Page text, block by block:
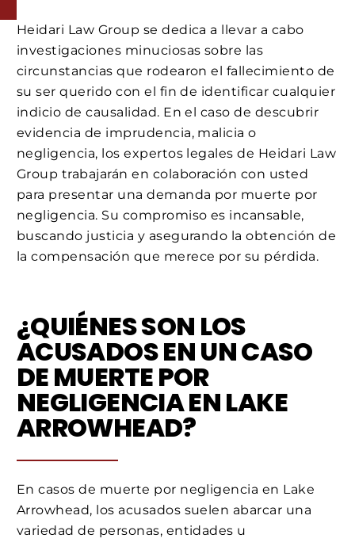
Heidari Law Group se dedica a llevar a cabo
investigaciones minuciosas sobre las
circunstancias que rodearon el fallecimiento de
su ser querido con el fin de identificar cualquier
indicio de causalidad. En el caso de descubrir
evidencia de imprudencia, malicia o
negligencia, los expertos legales de Heidari Law
Group trabajarán en colaboración con usted
para presentar una demanda por muerte por
negligencia. Su compromiso es incansable,
buscando justicia y asegurando la obtención de
la compensación que merece por su pérdida.
¿QUIÉNES SON LOS
ACUSADOS EN UN CASO
DE MUERTE POR
NEGLIGENCIA EN LAKE
ARROWHEAD?
En casos de muerte por negligencia en Lake
Arrowhead, los acusados suelen abarcar una
variedad de personas, entidades u